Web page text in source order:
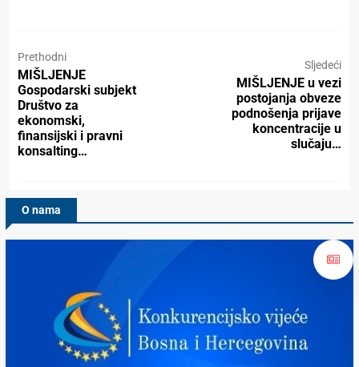
Prethodni
MIŠLJENJE
Gospodarski subjekt
Društvo zа
ekonomski,
finаnsijski i prаvni
konsаlting…
Sljedeći
MIŠLJENJE u vezi
postojаnjа obveze
podnošenjа prijаve
koncentrаcije u
slučаju…
O nama